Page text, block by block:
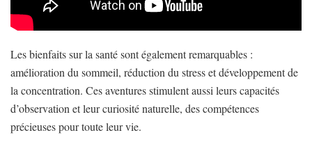
Les bienfaits sur la santé sont également remarquables :
amélioration du sommeil, réduction du stress et développement de
la concentration. Ces aventures stimulent aussi leurs capacités
d’observation et leur curiosité naturelle, des compétences
précieuses pour toute leur vie.